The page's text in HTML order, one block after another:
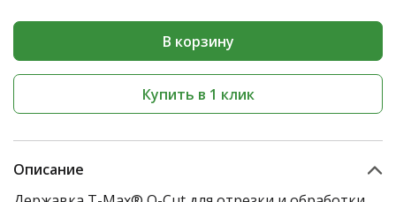
В корзину
Купить в 1 клик
Описание